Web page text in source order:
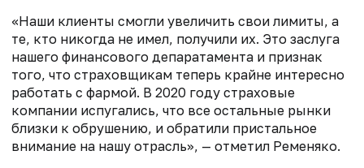
«Наши клиенты смогли увеличить свои лимиты, а
те, кто никогда не имел, получили их. Это заслуга
нашего финансового депаратамента и признак
того, что страховщикам теперь крайне интересно
работать с фармой. В 2020 году страховые
компании испугались, что все остальные рынки
близки к обрушению, и обратили пристальное
внимание на нашу отрасль», — отметил Ременяко.